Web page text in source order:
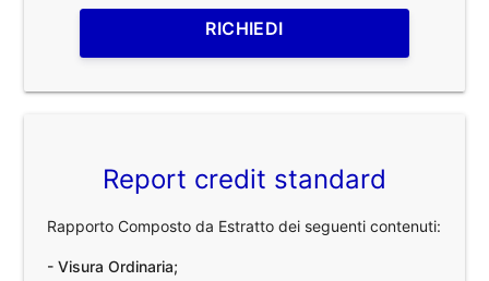
RICHIEDI
Report credit standard
Rapporto Composto da Estratto dei seguenti contenuti:
- Visura Ordinaria;